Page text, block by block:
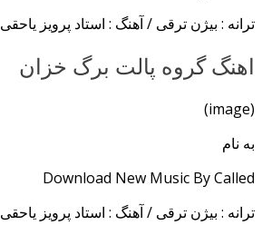
ترانه : بیژن ترقی / آهنگ : استاد پرویز یاحقی
اهنگ گروه پالت برگ خزان
(image)
به نام
Download New Music By Called
ترانه : بیژن ترقی / آهنگ : استاد پرویز یاحقی